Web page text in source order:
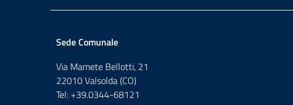
Sede Comunale
Via Mamete Bellotti, 21
22010 Valsolda (CO)
Tel: +39.0344-68121